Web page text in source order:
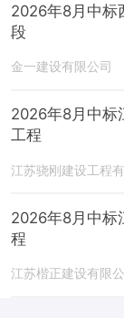
2026年8月中标
段
金一建设有限公司
2026年8月中标
工程
江苏骁刚建设工程
2026年8月中标
程
江苏楷正建设有限